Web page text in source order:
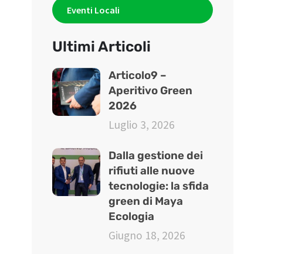
Eventi Locali
Ultimi Articoli
Articolo9 –
Aperitivo Green
2026
Luglio 3, 2026
Dalla gestione dei
rifiuti alle nuove
tecnologie: la sfida
green di Maya
Ecologia
Giugno 18, 2026